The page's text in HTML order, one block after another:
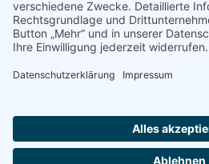
Facebook
Instagram